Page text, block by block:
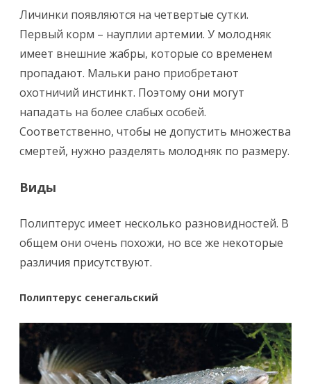
Личинки появляются на четвертые сутки.
Первый корм – науплии артемии. У молодняк
имеет внешние жабры, которые со временем
пропадают. Мальки рано приобретают
охотничий инстинкт. Поэтому они могут
нападать на более слабых особей.
Соответственно, чтобы не допустить множества
смертей, нужно разделять молодняк по размеру.
Виды
Полиптерус имеет несколько разновидностей. В
общем они очень похожи, но все же некоторые
различия присутствуют.
Полиптерус сенегальский